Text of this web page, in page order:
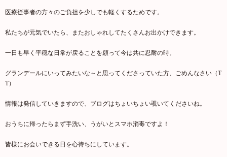
医療従事者の方々のご負担を少しでも軽くするためです。
私たちが元気でいたら、またおしゃれしてたくさんお出かけできます。
一日も早く平穏な日常が戻ることを願って今は共に忍耐の時。
グランデールにいってみたいな～と思ってくださっていた方、ごめんなさい（T
T）
情報は発信していきますので、ブログはちょいちょい覗いてくださいね。
おうちに帰ったらまず手洗い、うがいとスマホ消毒ですよ！
皆様にお会いできる日を心待ちにしています。